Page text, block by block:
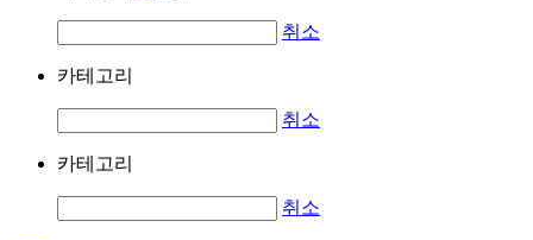
취소
카테고리
취소
카테고리
취소